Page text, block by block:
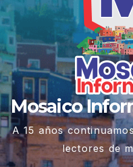
Mosaico
A 15 años
lectores de